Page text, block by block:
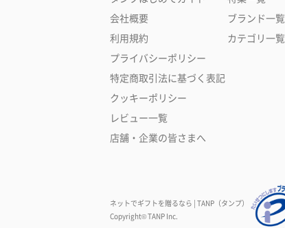
会社概要
利用規約
プライバシーポリシー
特定商取引法に基づく表記
クッキーポリシー
レビュー一覧
店舗・企業の皆さまへ
ブランド一覧
カテゴリ一覧
ネットでギフトを贈るなら | TANP（タンプ）
Copyright© TANP Inc.